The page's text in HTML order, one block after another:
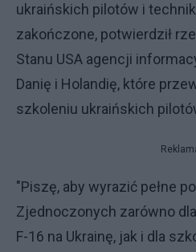
ukraińskich pilotów i
zakończone, potwierdził
Stanu USA agencji
Danię i Holandię, które
szkoleniu ukraińskich
"Piszę, aby wyrazić pełne
Zjednoczonych zarówno
F-16 na Ukrainę, jak i dla